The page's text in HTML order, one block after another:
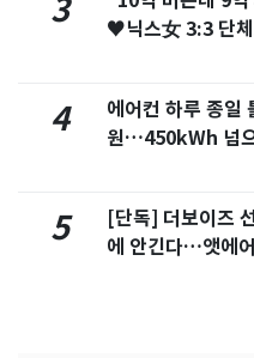
3
♥닉스女 3:3 단
4
에어컨 하루 종일
원…450kWh 넘
5
[단독] 더보이즈
에 안긴다…앳에